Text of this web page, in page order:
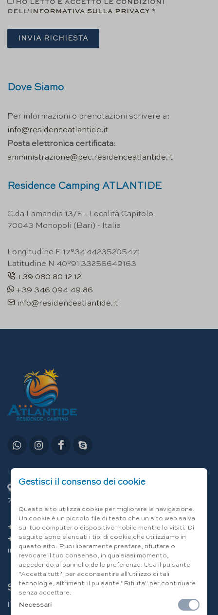
HO LETTO E ACCETTO LE CONDIZIONI
DELL' INFORMATIVA SULLA PRIVACY *
INVIA RICHIESTA
Dove Siamo
Per informazioni o prenotazioni scrivere a:
info@residenceatlantide.it
Posta elettronica certificata:
amministrazione@pec.residenceatlantide.it
Residence Camping ATLANTIDE
C.da Lamandia 13/E - Località Capitolo
70043 Monopoli (Bari) - Italia
Longitudine E 17°34'44235205471
Latitudine N 40°91'33256649163
+39 080 80 12 12
+39 346 094 49 86
info@residenceatlantide.it
70043 Monopoli (Bari) Italia
+39 080 80 12 12
+39 346 094 49 86
info@residenceatlantide.it
Scegli la lingua
|EN|DE|
Gestisci il consenso dei cookie
Questo sito utilizza cookie per migliorare la navigazione.
Un cookie è un piccolo file di testo che un sito web salva
sul tuo computer o dispositivo mobile mentre lo visiti. Di
seguito sono elencati i tipi di cookie che utilizziamo in
questo sito. Puoi liberamente prestare, rifiutare o
revocare il tuo consenso, in qualsiasi momento,
accedendo al pannello delle preferenze. Usa il pulsante
"Accetta tutti" per acconsentire all'utilizzo di tali
tecnologie, altrimenti il pulsante "Rifiuta" per continuare
senza accettare.
Necessari